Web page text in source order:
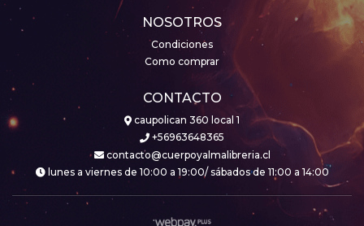
NOSOTROS
Condiciones
Como comprar
CONTACTO
caupolican 360 local 1
+56963648365
contacto@cuerpoyalmalibreria.cl
lunes a viernes de 10:00 a 19:00/ sábados de 11:00 a 14:00